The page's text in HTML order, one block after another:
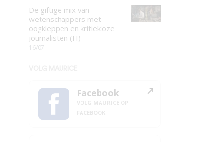
De giftige mix van
wetenschappers met
oogkleppen en kritiekloze
journalisten (H)
16/07
Facebook